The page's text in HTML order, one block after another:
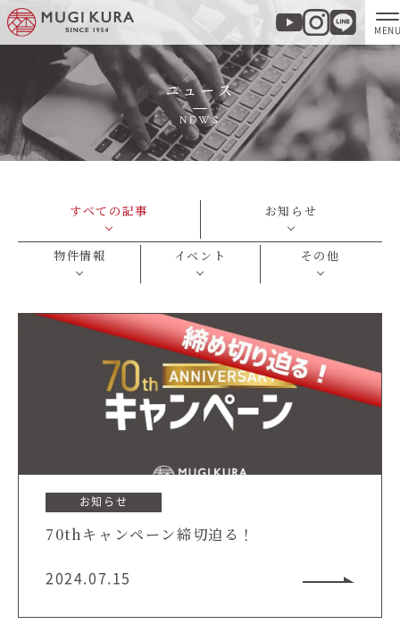
ホーム
分譲地・建売情報
商品紹介
実例集・お客様の声
家づくりについて
むぎくらについて
ニュース
イベント
ニュース
NEWS
すべての記事 お知らせ
物件情報 イベント その他
お知らせ
70thキャンペーン締切迫る！
2024.07.15